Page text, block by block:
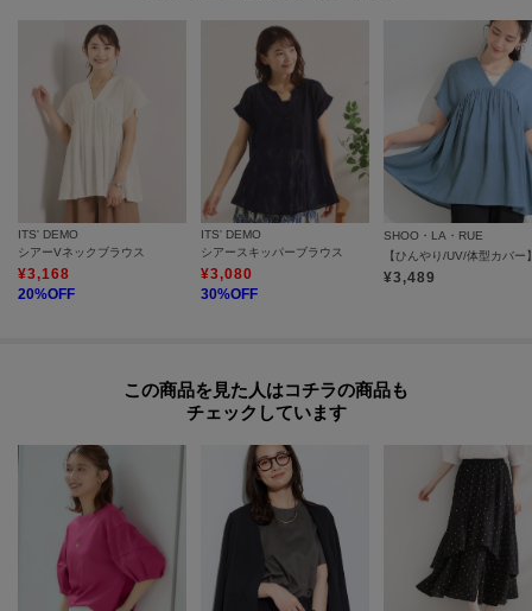
----------------------------------------
モデル情報：身長164cm B80 W60 H84 着用サイズ：00（フリーサイズ）
ITS' DEMO
シアーVネックブラウス
¥3,168
20%OFF
ITS' DEMO
シアースキッパーブラウス
¥3,080
30%OFF
SHOO・LA・RUE
¥3,489
この商品を見た人はコチラの商品も
チェックしています